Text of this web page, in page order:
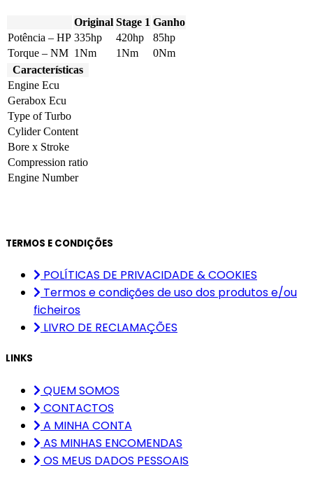
Original Stage 1 Ganho
Potência – HP 335hp 420hp
85hp
Torque – NM 1Nm 1Nm
0Nm
Características
Engine Ecu
Gerabox Ecu
Type of Turbo
Cylider Content
Bore x Stroke
Compression ratio
Engine Number
TERMOS E CONDIÇÕES
POLÍTICAS DE PRIVACIDADE & COOKIES
Termos e condições de uso dos produtos e/ou
ficheiros
LIVRO DE RECLAMAÇÕES
LINKS
QUEM SOMOS
CONTACTOS
A MINHA CONTA
AS MINHAS ENCOMENDAS
OS MEUS DADOS PESSOAIS